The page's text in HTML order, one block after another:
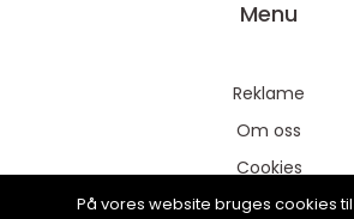
Menu
Reklame
Om oss
Cookies
Kontakt Oss
På vores website bruges cookies